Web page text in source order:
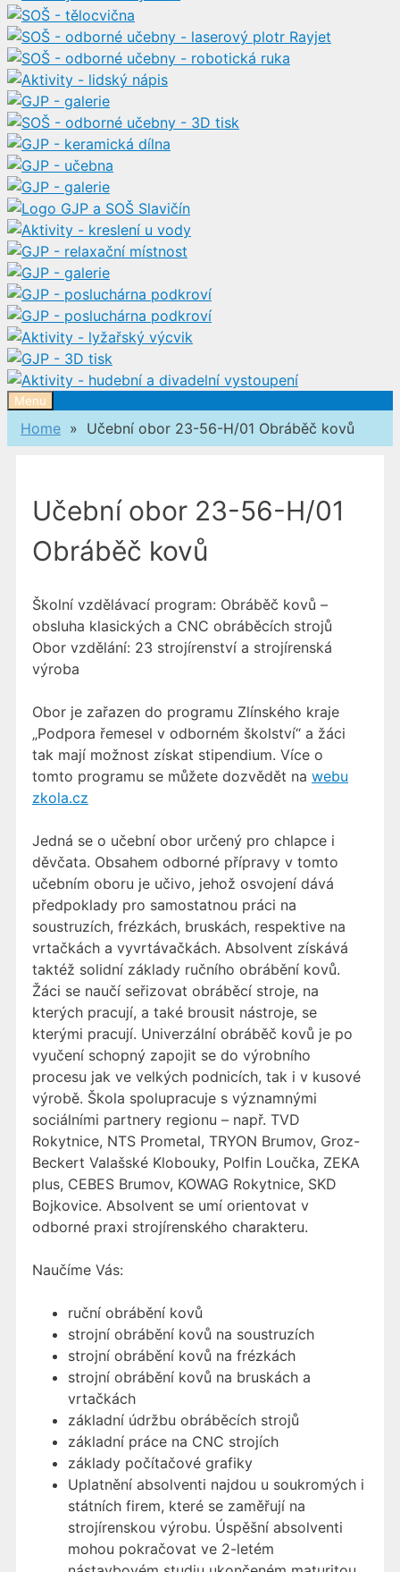
Menu
Home » Učební obor 23-56-H/01 Obráběč kovů
Učební obor 23-56-H/01
Obráběč kovů
Školní vzdělávací program: Obráběč kovů –
obsluha klasických a CNC obráběcích strojů
Obor vzdělání: 23 strojírenství a strojírenská
výroba
Obor je zařazen do programu Zlínského kraje
„Podpora řemesel v odborném školství“ a žáci
tak mají možnost získat stipendium. Více o
tomto programu se můžete dozvědět na webu
zkola.cz
Jedná se o učební obor určený pro chlapce i
děvčata. Obsahem odborné přípravy v tomto
učebním oboru je učivo, jehož osvojení dává
předpoklady pro samostatnou práci na
soustruzích, frézkách, bruskách, respektive na
vrtačkách a vyvrtávačkách. Absolvent získává
taktéž solidní základy ručního obrábění kovů.
Žáci se naučí seřizovat obráběcí stroje, na
kterých pracují, a také brousit nástroje, se
kterými pracují. Univerzální obráběč kovů je po
vyučení schopný zapojit se do výrobního
procesu jak ve velkých podnicích, tak i v kusové
výrobě. Škola spolupracuje s významnými
sociálními partnery regionu – např. TVD
Rokytnice, NTS Prometal, TRYON Brumov, Groz-
Beckert Valašské Klobouky, Polfin Loučka, ZEKA
plus, CEBES Brumov, KOWAG Rokytnice, SKD
Bojkovice. Absolvent se umí orientovat v
odborné praxi strojírenského charakteru.
Naučíme Vás:
ruční obrábění kovů
strojní obrábění kovů na soustruzích
strojní obrábění kovů na frézkách
strojní obrábění kovů na bruskách a
vrtačkách
základní údržbu obráběcích strojů
základní práce na CNC strojích
základy počítačové grafiky
Uplatnění absolventi najdou u soukromých i
státních firem, které se zaměřují na
strojírenskou výrobu. Úspěšní absolventi
mohou pokračovat ve 2-letém